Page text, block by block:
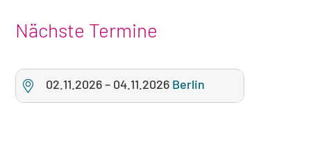
Nächste Termine
02.11.2026– 04.11.2026 Berlin